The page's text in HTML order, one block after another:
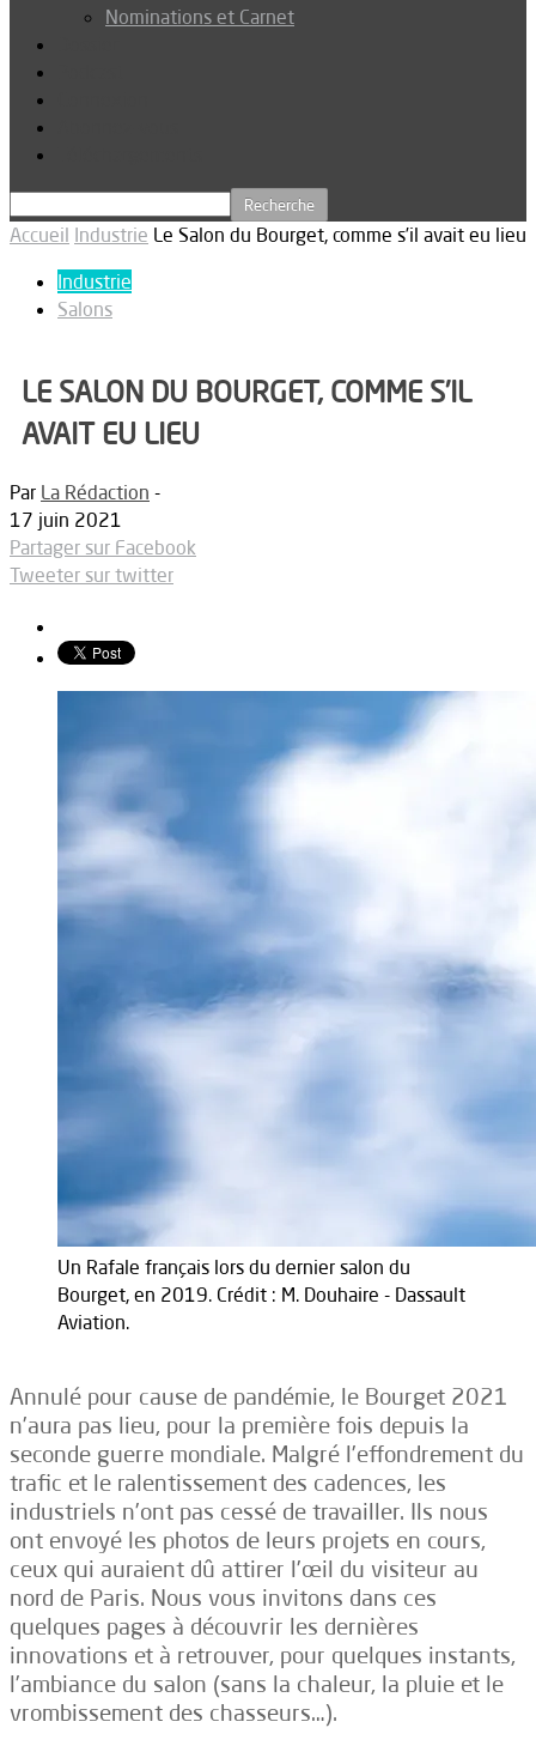
Nominations et Carnet
Accueil Industrie Le Salon du Bourget, comme s’il avait eu lieu
Industrie
Salons
LE SALON DU BOURGET, COMME S’IL
AVAIT EU LIEU
Par La Rédaction -
17 juin 2021
Partager sur Facebook
Tweeter sur twitter
Un Rafale français lors du dernier salon du
Bourget, en 2019. Crédit : M. Douhaire - Dassault
Aviation.
Annulé pour cause de pandémie, le Bourget 2021
n’aura pas lieu, pour la première fois depuis la
seconde guerre mondiale. Malgré l’effondrement du
trafic et le ralentissement des cadences, les
industriels n’ont pas cessé de travailler. Ils nous
ont envoyé les photos de leurs projets en cours,
ceux qui auraient dû attirer l’œil du visiteur au
nord de Paris. Nous vous invitons dans ces
quelques pages à découvrir les dernières
innovations et à retrouver, pour quelques instants,
l’ambiance du salon (sans la chaleur, la pluie et le
vrombissement des chasseurs…).